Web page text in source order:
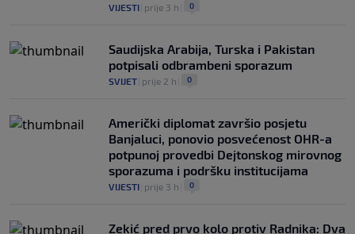
VIJESTI prije 3 h 0
Saudijska Arabija, Turska i Pakistan
potpisali odbrambeni sporazum
SVIJET prije 2 h 0
Američki diplomat završio posjetu
Banjaluci, ponovio posvećenost OHR-a
potpunoj provedbi Dejtonskog mirovnog
sporazuma i podršku institucijama
VIJESTI prije 3 h 0
Zekić pred prvo kolo protiv Radnika: Dva